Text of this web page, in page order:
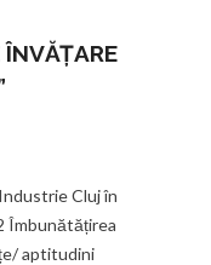
Cluj în
Îmbunătățirea
aptitudini